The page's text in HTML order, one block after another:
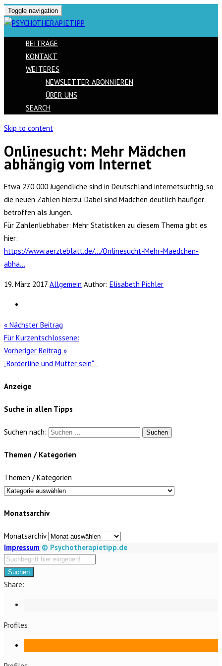
Toggle navigation
BEITRÄGE
KONTAKT
WEITERES
NEWSLETTER ABONNIEREN
ÜBER UNS
SEARCH
Skip to content
Onlinesucht: Mehr Mädchen
abhängig vom Internet
Etwa 270 000 Jugendliche sind in Deutschland internetsüchtig, so
die neuen Zahlen hierzu. Dabei sind Mädchen deutlich häufiger
betroffen als Jungen.
Für Zahlenliebhaber: Mehr Statistiken zu diesem Thema gibt es
hier:
https://www.aerzteblatt.de/…/Onlinesucht-Mehr-Maedchen-
abha…
19. März 2017 Allgemein Author: Elisabeth Pichler
« Nächster Beitrag
Für Kurzentschlossene:
Vorheriger Beitrag »
„Borderline und Mutter sein“
Anzeige
Suche in allen Tipps
Suchen nach:
Themen / Kategorien
Themen / Kategorien
Monatsarchiv
Monatsarchiv
Impressum © Psychotherapietipp.de
Suchen
Share:
Profiles: